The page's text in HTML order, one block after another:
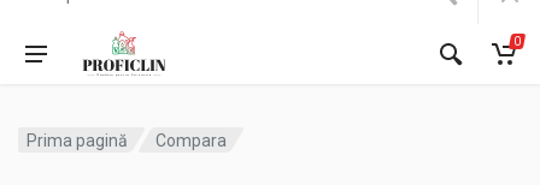
0
Prima pagină Compara